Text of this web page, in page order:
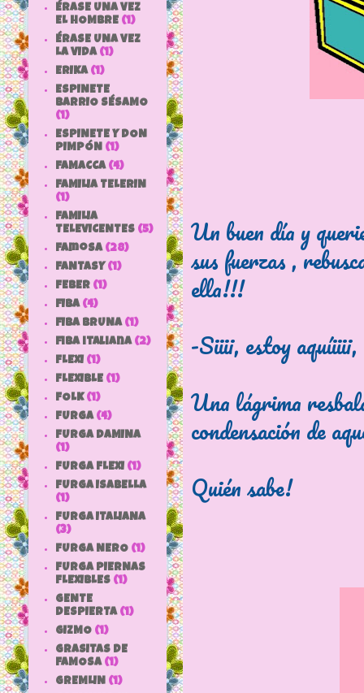
Un buen día y
sus fuerzas ,
ella!!!
-Siiii, estoy
Una lágrima
condensación de
Quién sabe!
ÉRASE UNA VEZ
EL HOMBRE (1)
ÉRASE UNA VEZ
LA VIDA (1)
ERIKA (1)
ESPINETE
BARRIO SÉSAMO
(1)
ESPINETE Y DON
PIMPÓN (1)
FAMACCA (4)
FAMILIA TELERIN
(1)
FAMILIA
TELEVICENTES (5)
Famosa (28)
FANTASY (1)
FEBER (1)
FIBA (4)
FIBA BRUNA (1)
fiba italiana (2)
FLEXI (1)
FLEXIBLE (1)
FOLK (1)
FURGA (4)
FURGA DAMINA
(1)
FURGA FLEXI (1)
FURGA ISABELLA
(1)
FURGA ITALIANA
(3)
FURGA NERO (1)
FURGA PIERNAS
FLEXIBLES (1)
GENTE
DESPIERTA (1)
GIZMO (1)
GRASITAS DE
FAMOSA (1)
GREMLIN (1)